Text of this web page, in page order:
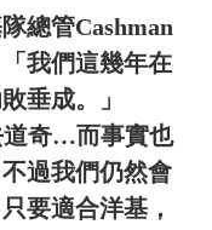
總管Cashman
我們這幾年在
垂成。」
道奇…而事實也
過我們仍然會
要適合洋基，